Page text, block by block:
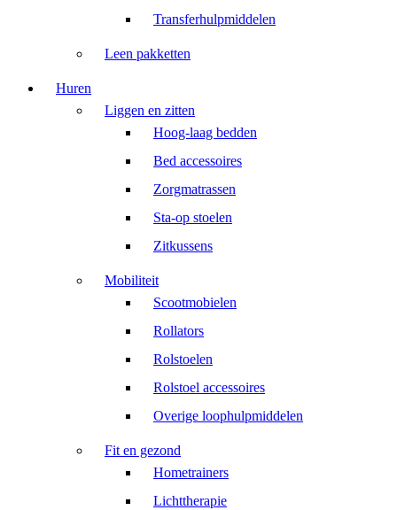
Transferhulpmiddelen
Leen pakketten
Huren
Liggen en zitten
Hoog-laag bedden
Bed accessoires
Zorgmatrassen
Sta-op stoelen
Zitkussens
Mobiliteit
Scootmobielen
Rollators
Rolstoelen
Rolstoel accessoires
Overige loophulpmiddelen
Fit en gezond
Hometrainers
Lichttherapie